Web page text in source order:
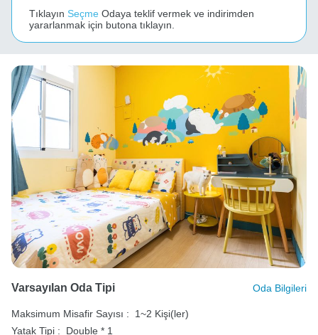
Tıklayın Seçme Odaya teklif vermek ve indirimden
yararlanmak için butona tıklayın.
Varsayılan Oda Tipi Oda Bilgileri
Maksimum Misafir Sayısı :
1~2 Kişi(ler)
Yatak Tipi :
Double * 1